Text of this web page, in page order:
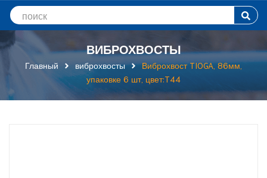
ВИБРОХВОСТЫ
Главный виброхвосты
Виброхвост TIOGA, 86мм,
упаковке 6 шт, цвет:T44